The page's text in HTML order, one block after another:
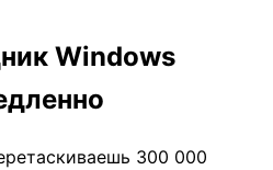
Windows
300 000